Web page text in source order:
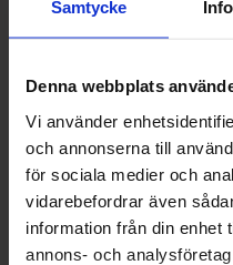
Samtycke
Denna webbplats
Vi använder
och annonserna till
för sociala medier och
vidarebefordrar även
information från din enhet
annons- och
Green Star Vegan Super
24.90 kr